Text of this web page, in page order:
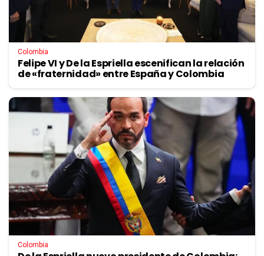
Colombia
Felipe VI y De la Espriella escenifican la relación
de «fraternidad» entre España y Colombia
Colombia